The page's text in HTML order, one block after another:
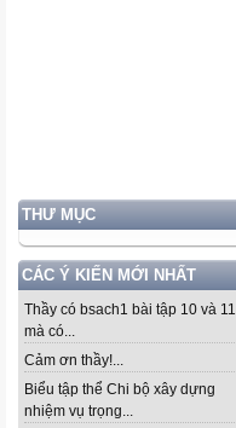
THƯ MỤC
CÁC Ý KIẾN MỚI NHẤT
Thầy có bsach1 bài tập 10 và 11
mà có...
Cảm ơn thầy!...
Biểu tập thể Chi bộ xây dựng
nhiệm vụ trọng...